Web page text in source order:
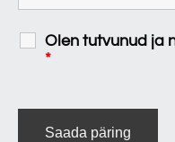
Olen tutvunud ja
*